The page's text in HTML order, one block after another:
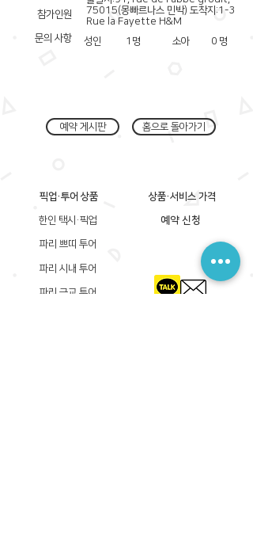
참가인원
문의 사항
75015(몽빠르나스 민박) 도착지:1-3
Rue la Fayette H&M
성인
1 명 소아 0 명
예약 게시판 홈으로 돌아가기
픽업·투어 상품
한인 택시·픽업
상품·서비스 가격
예약 신청
파리 쁘띠 투어
파리 시내 투어
파리 근교 투어